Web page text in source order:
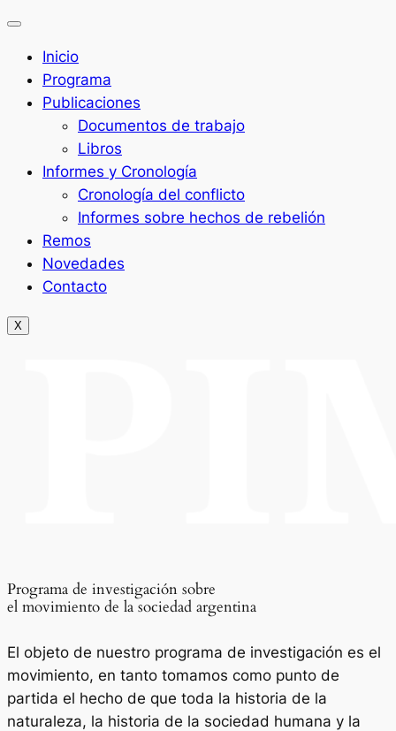
Inicio
Programa
Publicaciones
Documentos de trabajo
Libros
Informes y Cronología
Cronología del conflicto
Informes sobre hechos de rebelión
Remos
Novedades
Contacto
X
Programa de investigación sobre
el movimiento de la sociedad argentina
El objeto de nuestro programa de investigación es el
movimiento, en tanto tomamos como punto de
partida el hecho de que toda la historia de la
naturaleza, la historia de la sociedad humana y la